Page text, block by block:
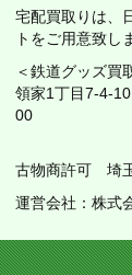
宅配買取りは、
トをご用意致し
＜鉄道グッズ買
領家1丁目7-4-
00
古物商許可 埼
運営会社：株式